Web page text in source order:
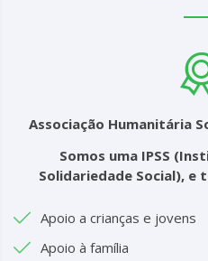
Associação Humanitária
Somos uma IPSS
Solidariedade Social), e
Apoio a crianças e jovens
Apoio à família